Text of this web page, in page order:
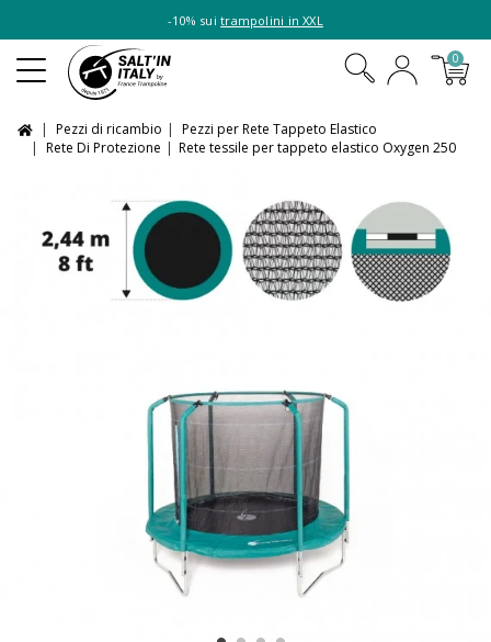
-10% suitrampolini in XXL
0
Pezzi di ricambio
Pezzi per Rete Tappeto Elastico
Rete Di Protezione
Rete tessile per tappeto elastico Oxygen 250